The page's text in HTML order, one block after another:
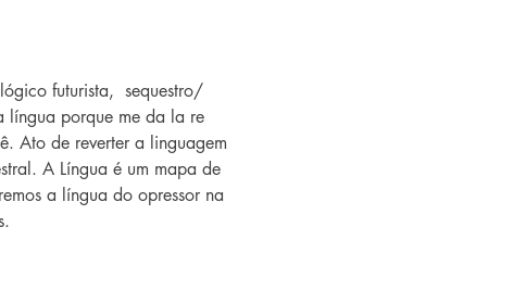
futurista,  sequestro/
língua porque me da la re
Ato de reverter a linguagem
A Língua é um mapa de
a língua do opressor na